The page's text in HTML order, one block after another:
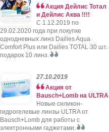
Акция Дейлис Тотал
и Дейлис Аква !!!!
C 1.12.2019 по
29.02.2020 года при покупке
однодневных линз Dailies Aqua
Comfort Plus или Dailies TOTAL 30 шт.
подарок 10 линз.
27.10.2019
Акция от
Bausch+Lomb на ULTRA
Новые силикон-
гидрогелевые линзы ULTRA от
Bausch+Lomb для работы с
электронными гаджетами.